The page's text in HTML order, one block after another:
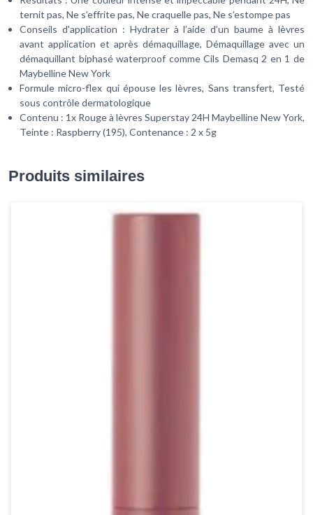
ternit pas, Ne s’effrite pas, Ne craquelle pas, Ne s’estompe pas
Conseils d'application : Hydrater à l’aide d’un baume à lèvres
avant application et après démaquillage, Démaquillage avec un
démaquillant biphasé waterproof comme Cils Demasq 2 en 1 de
Maybelline New York
Formule micro-flex qui épouse les lèvres, Sans transfert, Testé
sous contrôle dermatologique
Contenu : 1x Rouge à lèvres Superstay 24H Maybelline New York,
Teinte : Raspberry (195), Contenance : 2 x 5g
Produits similaires